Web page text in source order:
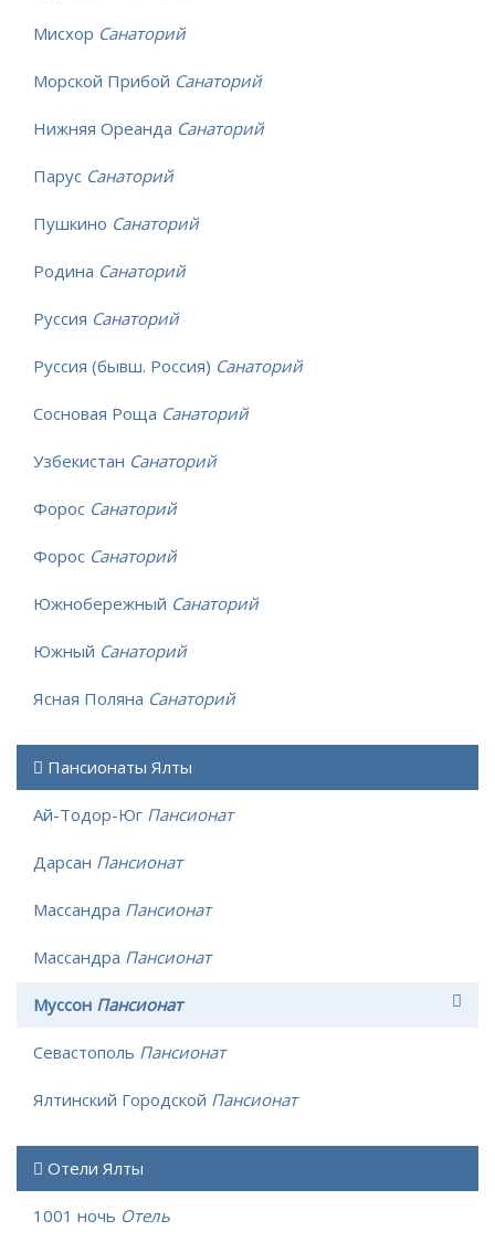
Мисхор Санаторий
Морской Прибой Санаторий
Нижняя Ореанда Санаторий
Парус Санаторий
Пушкино Санаторий
Родина Санаторий
Руссия Санаторий
Руссия (бывш. Россия) Санаторий
Сосновая Роща Санаторий
Узбекистан Санаторий
Форос Санаторий
Форос Санаторий
Южнобережный Санаторий
Южный Санаторий
Ясная Поляна Санаторий
Пансионаты Ялты
Ай-Тодор-Юг Пансионат
Дарсан Пансионат
Массандра Пансионат
Массандра Пансионат
Муссон Пансионат
Севастополь Пансионат
Ялтинский Городской Пансионат
Отели Ялты
1001 ночь Отель